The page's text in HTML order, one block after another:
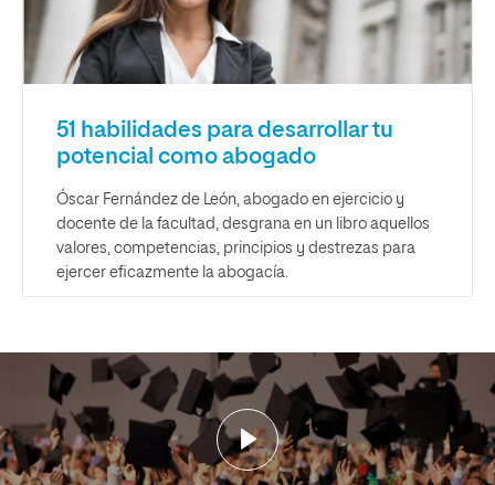
51 habilidades para desarrollar tu
potencial como abogado
Óscar Fernández de León, abogado en ejercicio y
docente de la facultad, desgrana en un libro aquellos
valores, competencias, principios y destrezas para
ejercer eficazmente la abogacía.